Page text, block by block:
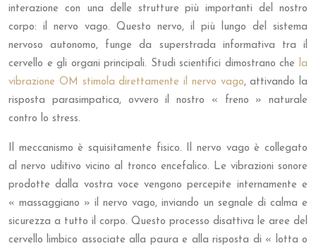
interazione con una delle strutture più importanti del nostro
corpo: il nervo vago. Questo nervo, il più lungo del sistema
nervoso autonomo, funge da superstrada informativa tra il
cervello e gli organi principali. Studi scientifici dimostrano che la
vibrazione OM stimola direttamente il nervo vago, attivando la
risposta parasimpatica, ovvero il nostro « freno » naturale
contro lo stress.
Il meccanismo è squisitamente fisico. Il nervo vago è collegato
al nervo uditivo vicino al tronco encefalico. Le vibrazioni sonore
prodotte dalla vostra voce vengono percepite internamente e
« massaggiano » il nervo vago, inviando un segnale di calma e
sicurezza a tutto il corpo. Questo processo disattiva le aree del
cervello limbico associate alla paura e alla risposta di « lotta o